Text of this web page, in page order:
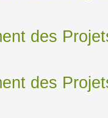
des
des